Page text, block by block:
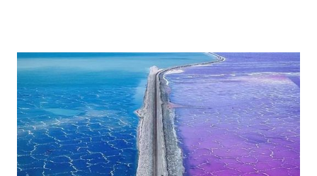
Happy Việt Nam 2024 Vietnam.vn